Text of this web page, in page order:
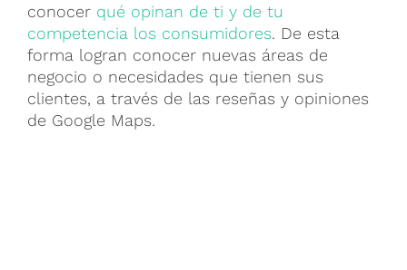
conocer qué opinan de ti y de tu
competencia los consumidores. De esta
forma logran conocer nuevas áreas de
negocio o necesidades que tienen sus
clientes, a través de las reseñas y opiniones
de Google Maps.